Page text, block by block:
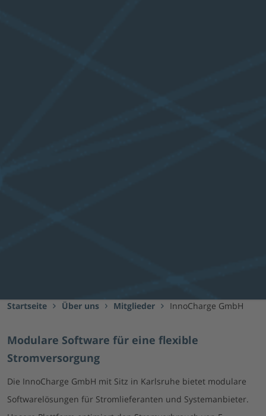
Startseite Über uns Mitglieder InnoCharge GmbH
Modulare Software für eine flexible
Stromversorgung
Die InnoCharge GmbH mit Sitz in Karlsruhe bietet modulare
Softwarelösungen für Stromlieferanten und Systemanbieter.